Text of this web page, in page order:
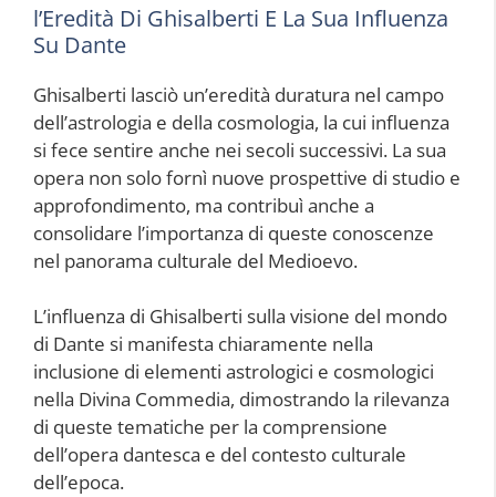
l’Eredità Di Ghisalberti E La Sua Influenza
Su Dante
Ghisalberti lasciò un’eredità duratura nel campo
dell’astrologia e della cosmologia, la cui influenza
si fece sentire anche nei secoli successivi. La sua
opera non solo fornì nuove prospettive di studio e
approfondimento, ma contribuì anche a
consolidare l’importanza di queste conoscenze
nel panorama culturale del Medioevo.
L’influenza di Ghisalberti sulla visione del mondo
di Dante si manifesta chiaramente nella
inclusione di elementi astrologici e cosmologici
nella Divina Commedia, dimostrando la rilevanza
di queste tematiche per la comprensione
dell’opera dantesca e del contesto culturale
dell’epoca.